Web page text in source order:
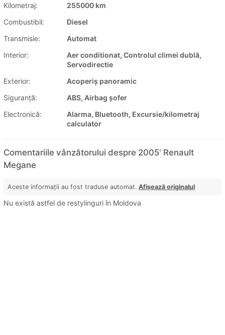
Kilometraj:
255000 km
Combustibil:
Diesel
Transmisie:
Automat
Interior:
Aer conditionat, Controlul climei dublă,
Servodirectie
Exterior:
Acoperiș panoramic
Siguranţă:
ABS, Airbag șofer
Electronică:
Alarma, Bluetooth, Excursie/kilometraj
calculator
Comentariile vânzătorului despre 2005' Renault
Megane
Aceste informații au fost traduse automat. Afișează originalul
Nu există astfel de restylinguri în Moldova